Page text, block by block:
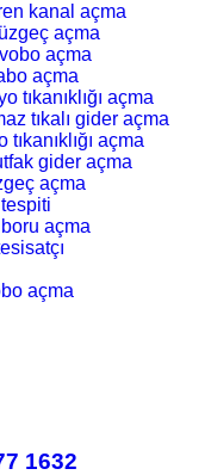
kanal açma
açma
açma
açma
tıkanıklığı açma
tıkalı gider açma
açma
gider açma
açma
açma
açma
1632